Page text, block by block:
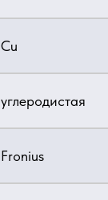
Cu
углеродистая
Fronius